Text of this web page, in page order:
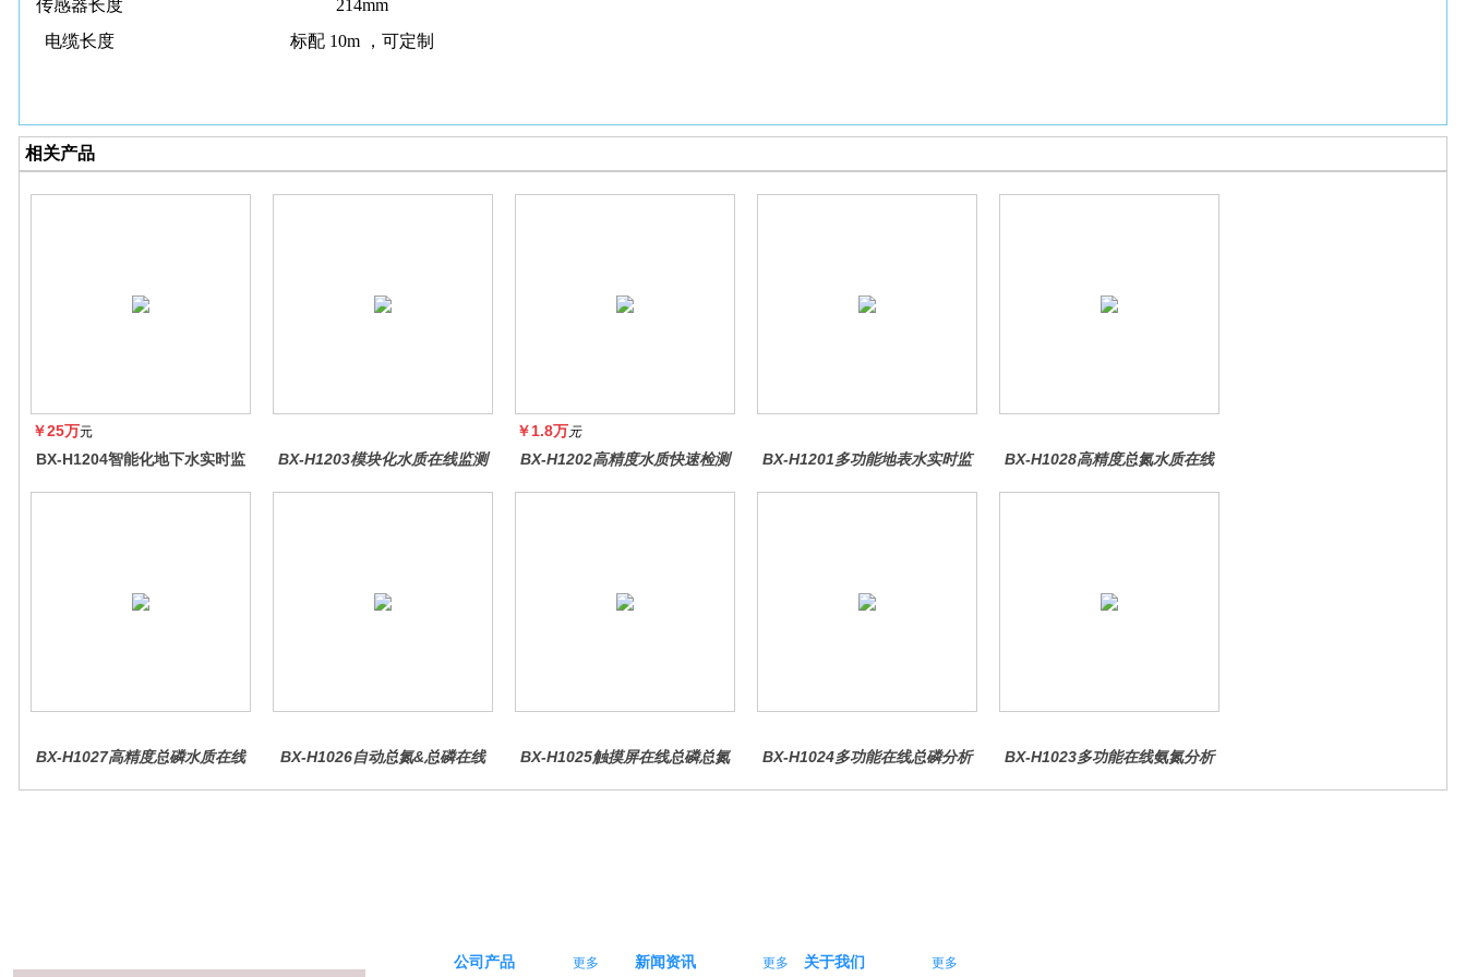
传感器长度
214mm
电缆长度
标配 10m ，可定制
相关产品
￥25万元
BX-H1204智能化地下水实时监
BX-H1203模块化水质在线监测
￥1.8万元
BX-H1202高精度水质快速检测
BX-H1201多功能地表水实时监
BX-H1028高精度总氮水质在线
BX-H1027高精度总磷水质在线
BX-H1026自动总氮&总磷在线
BX-H1025触摸屏在线总磷总氮
BX-H1024多功能在线总磷分析
BX-H1023多功能在线氨氮分析
新闻资讯 更多
公司产品 更多 关于我们 更多